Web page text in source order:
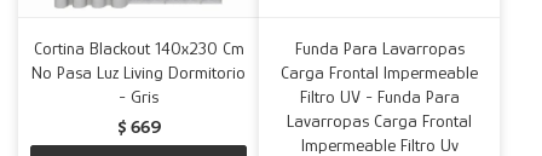
Cortina Blackout 140x230 Cm
No Pasa Luz Living Dormitorio
- Gris
$ 669
Funda Para Lavarropas
Carga Frontal Impermeable
Filtro UV - Funda Para
Lavarropas Carga Frontal
Impermeable Filtro Uv